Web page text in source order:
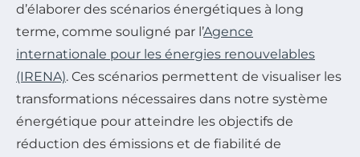
d’élaborer des scénarios énergétiques à long
terme, comme souligné par l’Agence
internationale pour les énergies renouvelables
(IRENA). Ces scénarios permettent de visualiser les
transformations nécessaires dans notre système
énergétique pour atteindre les objectifs de
réduction des émissions et de fiabilité de